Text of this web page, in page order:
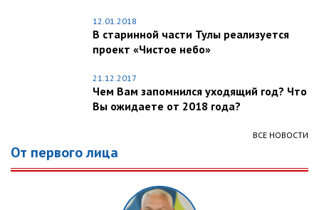
12.01.2018
В старинной части Тулы реализуется
проект «Чистое небо»
21.12.2017
Чем Вам запомнился уходящий год? Что
Вы ожидаете от 2018 года?
ВСЕ НОВОСТИ
От первого лица